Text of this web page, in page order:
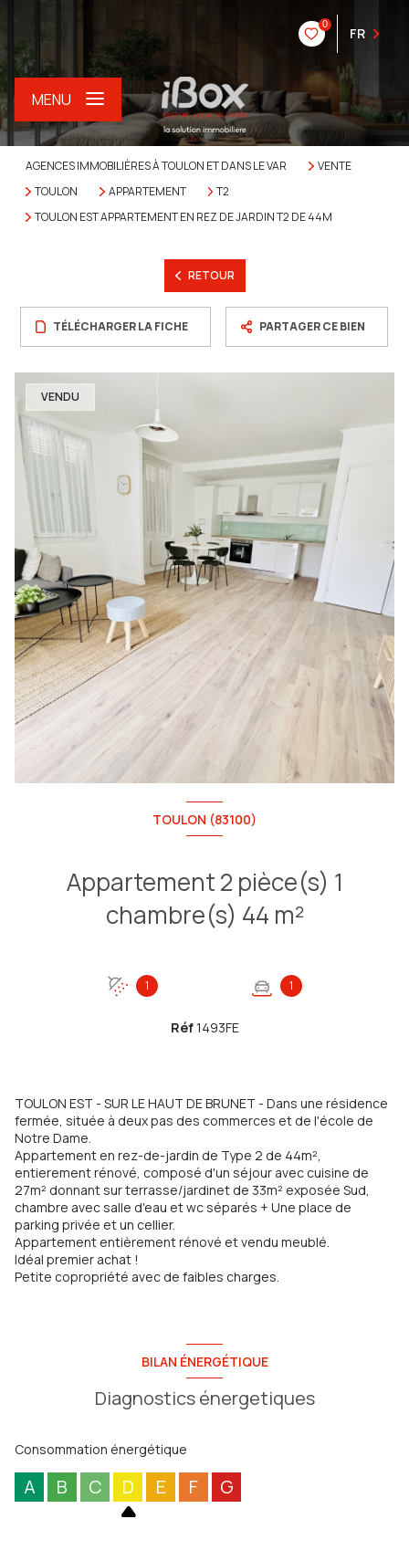
0
FR
MENU
AGENCES IMMOBILIÈRES À TOULON ET DANS LE VAR
VENTE
TOULON
APPARTEMENT
T2
TOULON EST APPARTEMENT EN REZ DE JARDIN T2 DE 44M
RETOUR
TÉLÉCHARGER LA FICHE PARTAGER CE BIEN
VENDU
TOULON (83100)
Appartement 2 pièce(s) 1
chambre(s) 44 m²
1 1
Réf1493FE
TOULON EST - SUR LE HAUT DE BRUNET - Dans une résidence
fermée, située à deux pas des commerces et de l'école de
Notre Dame.
Appartement en rez-de-jardin de Type 2 de 44m²,
entierement rénové, composé d'un séjour avec cuisine de
27m² donnant sur terrasse/jardinet de 33m² exposée Sud,
chambre avec salle d'eau et wc séparés + Une place de
parking privée et un cellier.
Appartement entièrement rénové et vendu meublé.
Idéal premier achat !
Petite copropriété avec de faibles charges.
BILAN ÉNERGÉTIQUE
Diagnostics énergetiques
Consommation énergétique
A B C D E F G